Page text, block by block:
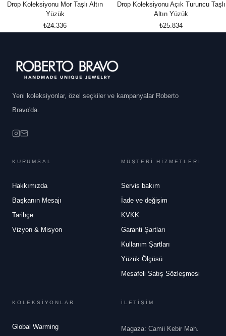
Drop Koleksiyonu Mor Taşlı Altın
Yüzük
₺24.336
Drop Koleksiyonu Açık Turuncu Taşlı
Altın Yüzük
₺25.834
Yeni koleksiyonlar, özel seçkiler ve kampanyalar Roberto
Bravo'da.
KURUMSAL
Hakkımızda
Başkanın Mesajı
Tarihçe
Vizyon & Misyon
MÜŞTERİ HİZMETLERİ
Servis bakım
İade ve değişim
KVKK
Garanti Şartları
Kullanım Şartları
Yüzük Ölçüsü
Mesafeli Satış Sözleşmesi
KOLEKSİYONLAR
Global Warming
İLETİŞİM
Magaza: Camii Kebir Mah.